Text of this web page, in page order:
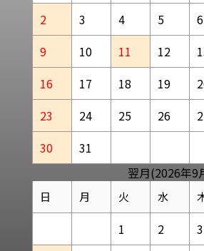
2
3 4 5 6
9
10 11 12
16
17 18 19
23
24 25 26
30
31
翌月(2026年9
日 月 火 水
1 2 3